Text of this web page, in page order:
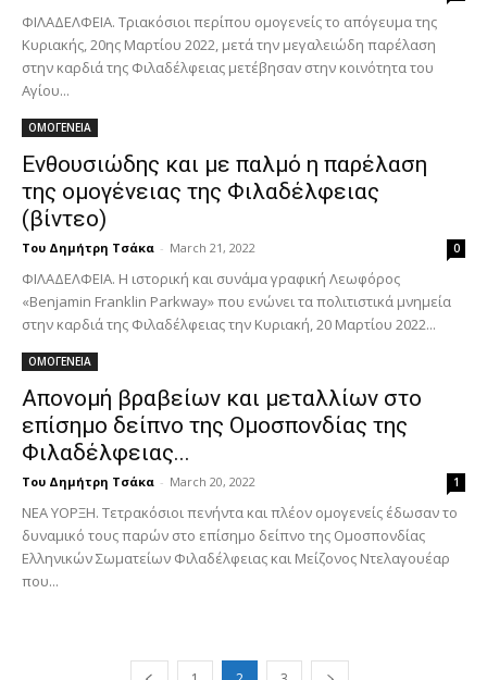
ΦΙΛΑΔΕΛΦΕΙΑ. Τριακόσιοι περίπου ομογενείς το απόγευμα της
Κυριακής, 20ης Μαρτίου 2022, μετά την μεγαλειώδη παρέλαση
στην καρδιά της Φιλαδέλφειας μετέβησαν στην κοινότητα του
Αγίου...
ΟΜΟΓΕΝΕΙΑ
Ενθουσιώδης και με παλμό η παρέλαση
της ομογένειας της Φιλαδέλφειας
(βίντεο)
Του Δημήτρη Τσάκα - March 21, 2022 0
ΦΙΛΑΔΕΛΦΕΙΑ. Η ιστορική και συνάμα γραφική Λεωφόρος
«Benjamin Franklin Parkway» που ενώνει τα πολιτιστικά μνημεία
στην καρδιά της Φιλαδέλφειας την Κυριακή, 20 Μαρτίου 2022...
ΟΜΟΓΕΝΕΙΑ
Απονομή βραβείων και μεταλλίων στο
επίσημο δείπνο της Ομοσπονδίας της
Φιλαδέλφειας...
Του Δημήτρη Τσάκα - March 20, 2022 1
ΝΕΑ ΥΟΡΞΗ. Τετρακόσιοι πενήντα και πλέον ομογενείς έδωσαν το
δυναμικό τους παρών στο επίσημο δείπνο της Ομοσπονδίας
Ελληνικών Σωματείων Φιλαδέλφειας και Μείζονος Ντελαγουέαρ
που...